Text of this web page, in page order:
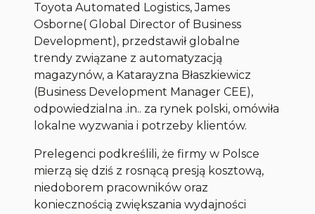
Toyota Automated Logistics, James
Osborne( Global Director of Business
Development), przedstawił globalne
trendy związane z automatyzacją
magazynów, a Katarayzna Błaszkiewicz
(Business Development Manager CEE),
odpowiedzialna .in.. za rynek polski, omówiła
lokalne wyzwania i potrzeby klientów.
Prelegenci podkreślili, że firmy w Polsce
mierzą się dziś z rosnącą presją kosztową,
niedoborem pracowników oraz
koniecznością zwiększania wydajności